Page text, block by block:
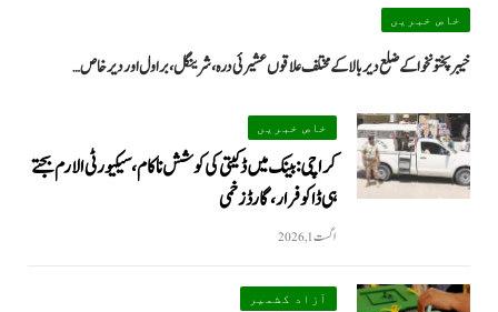
خاص خبریں
خیبرپختونخوا کے ضلع دیر بالا کے مختلف علاقوں عشیرئی درہ، شرینگل، براول اور دیر خاص…
خاص خبریں
کراچی: بینک میں ڈکیتی کی کوشش ناکام، سیکیورٹی الارم بجتے
ہی ڈاکو فرار، گارڈ زخمی
اگست 1, 2026
آزاد کشمیر